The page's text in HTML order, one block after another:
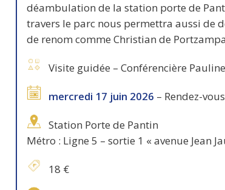
déambulation de la station porte de
travers le parc nous permettra aussi de
de renom comme Christian de
Visite guidée – Conférencière
mercredi 17 juin 2026 – Rendez-
Station Porte de Pantin
Métro : Ligne 5 – sortie 1 « avenue Jean
18 €